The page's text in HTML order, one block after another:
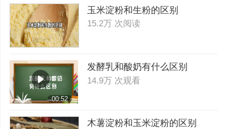
玉米淀粉和生粉的区别
15.2万 次阅读
00:52
发酵乳和酸奶有什么区别
14.9万 次观看
木薯淀粉和玉米淀粉的区别